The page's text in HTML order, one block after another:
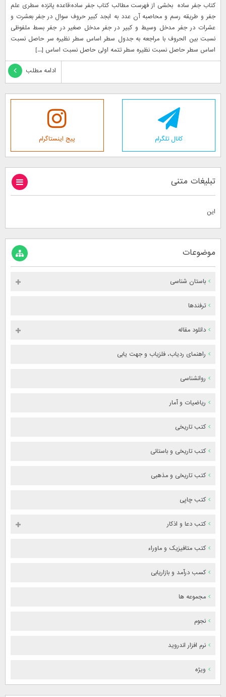
کتاب جفر ساده بخشی از فهرست مطالب کتاب جفر ساده:قاعده پانزده سطری علم
جفر و طریقه رسم و محاصبه آن عدد به ابجد کبیر حروف سوال در جفر بعشرت و
عشرات در جفر مدخل وسیط و کبیر در جفر مدخل صغیر در جفر بسط ملفوظی
نسبت بین الحروف با مراجعه به جدول سطر اساس سطر نظیره سر حاصل نسبت
اساس سطر حاصل نسبت نظیره سطر تتمه اولی حاصل نسبت اساس [...]
ادامه مطلب
کانال تلگرام پیج اینستاگرام
تبلیغات متنی
این
موضوعات
باستان شناسی
ترفندها
دانلود مقاله
راهنمای ردیاب، فلزیاب و جهت یابی
روانشناسی
ریاضیات و آمار
کتب تاریخی
کتب تاریخی و باستانی
کتب تاریخی و مذهبی
کتب چاپی
کتب دعا و اذکار
کتب متافیزیک و ماوراء
کسب درآمد و بازاریابی
مجموعه ها
نجوم
نرم افزار اندروید
ویژه